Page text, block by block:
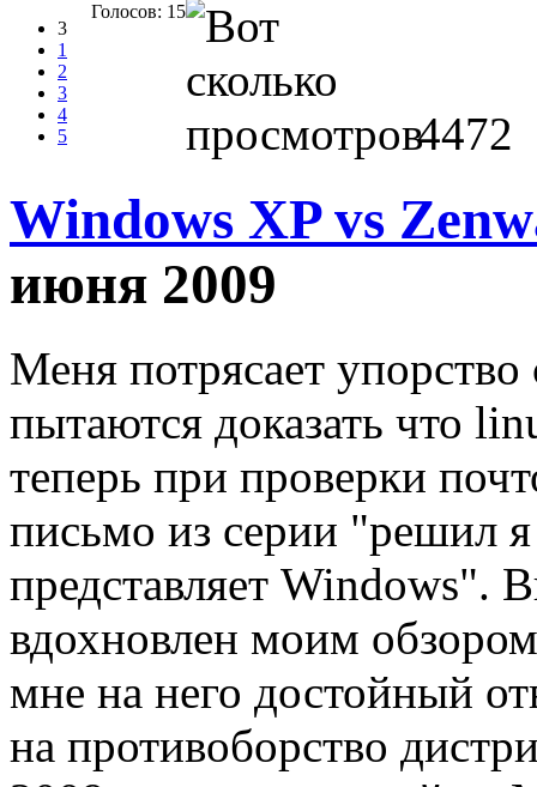
3
1
2
3
4
5
Голосов: 15
4472
Windows XP vs
июня 2009
Меня потрясает
пытаются доказать что
теперь при проверки
письмо из серии "решил я
представляет Windows".
вдохновлен моим
мне на него достойный
на противоборство